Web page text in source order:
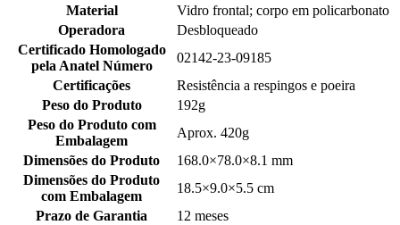
Material
Vidro frontal; corpo em policarbonato
Operadora
Desbloqueado
Certificado Homologado
pela Anatel Número
02142-23-09185
Certificações
Resistência a respingos e poeira
Peso do Produto
192g
Peso do Produto com
Embalagem
Aprox. 420g
Dimensões do Produto
168.0×78.0×8.1 mm
Dimensões do Produto
com Embalagem
18.5×9.0×5.5 cm
Prazo de Garantia
12 meses